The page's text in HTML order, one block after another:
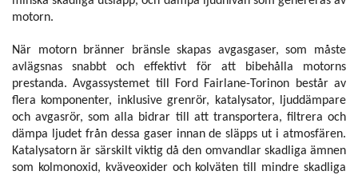
motorn.
När motorn bränner bränsle skapas avgasgaser, som måste
avlägsnas snabbt och effektivt för att bibehålla motorns
prestanda. Avgassystemet till Ford Fairlane-Torinon består av
flera komponenter, inklusive grenrör, katalysator, ljuddämpare
och avgasrör, som alla bidrar till att transportera, filtrera och
dämpa ljudet från dessa gaser innan de släpps ut i atmosfären.
Katalysatorn är särskilt viktig då den omvandlar skadliga ämnen
som kolmonoxid, kväveoxider och kolväten till mindre skadliga